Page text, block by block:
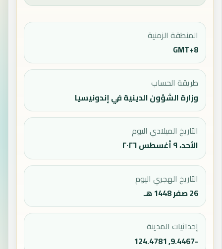
المنطقة الزمنية
GMT+8
طريقة الحساب
وزارة الشؤون الدينية في إندونيسيا
التاريخ الميلادي اليوم
الأحد، ٩ أغسطس ٢٠٢٦
التاريخ الهجري اليوم
26 صفر 1448 هـ
إحداثيات المدينة
-9.4467, 124.4781